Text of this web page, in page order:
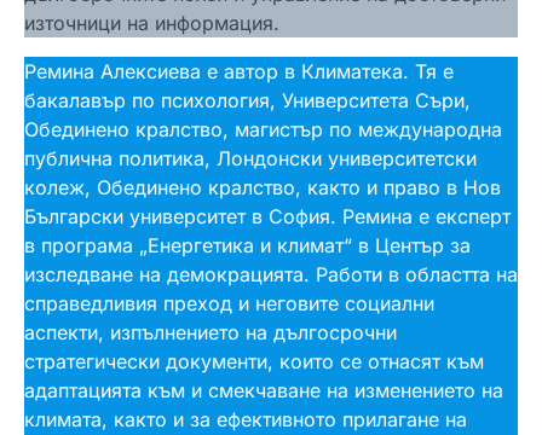
източници на информация.
Ремина Алексиева е автор в Климатека. Тя е
бакалавър по психология, Университета Съри,
Обединено кралство, магистър по международна
публична политика, Лондонски университетски
колеж, Обединено кралство, както и право в Нов
Български университет в София. Ремина е експерт
в програма „Енергетика и климат“ в Център за
изследване на демокрацията. Работи в областта на
справедливия преход и неговите социални
аспекти, изпълнението на дългосрочни
стратегически документи, които се отнасят към
адаптацията към и смекчаване на изменението на
климата, както и за ефективното прилагане на